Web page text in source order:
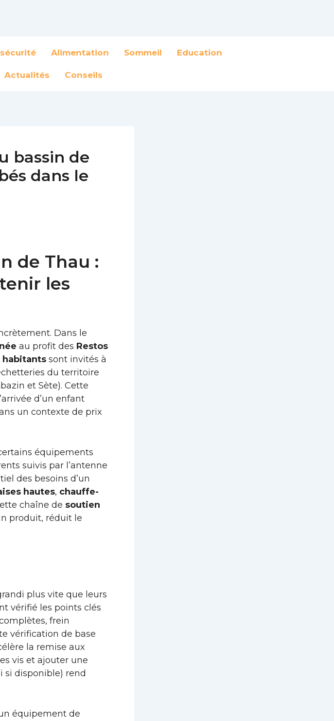
Alimentation Sommeil Education
Actualités Conseils
bassin de
dans le
de Thau :
les
Dans le
au profit des Restos
habitants sont invités à
du territoire
et Sète). Cette
d’un enfant
un contexte de prix
équipements
suivis par l’antenne
des besoins d’un
hautes, chauffe-
chaîne de soutien
produit, réduit le
plus vite que leurs
vérifié les points clés
frein
vérification de base
la remise aux
vis et ajouter une
si disponible) rend
équipement de